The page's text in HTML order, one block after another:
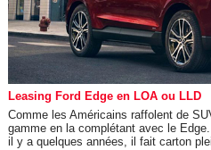
Leasing Ford Edge en LOA ou LLD
Comme les Américains raffolent de
gamme en la complétant avec le
il y a quelques années, il fait carton